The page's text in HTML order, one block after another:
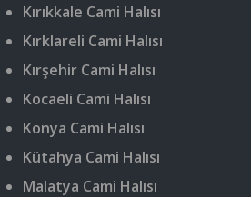
Kırıkkale Cami Halısı
Kırklareli Cami Halısı
Kırşehir Cami Halısı
Kocaeli Cami Halısı
Konya Cami Halısı
Kütahya Cami Halısı
Malatya Cami Halısı